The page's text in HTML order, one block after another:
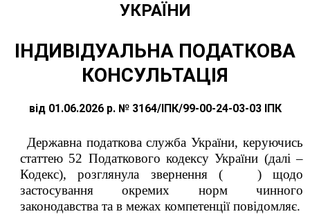
УКРАЇНИ
ІНДИВІДУАЛЬНА ПОДАТКОВА
КОНСУЛЬТАЦІЯ
від 01.06.2026 р. № 3164/ІПК/99-00-24-03-03 ІПК
Державна податкова служба України, керуючись
статтею 52 Податкового кодексу України (далі –
Кодекс), розглянула звернення ( ) щодо
застосування окремих норм чинного
законодавства та в межах компетенції повідомляє.